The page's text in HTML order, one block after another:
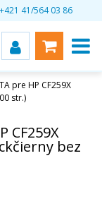
+421 41/564 03 86
pre HP CF259X
str.)
CF259X
bez